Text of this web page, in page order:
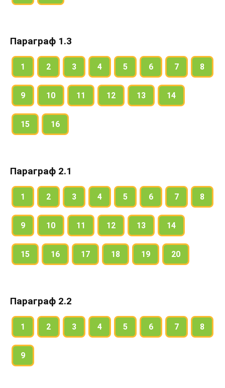
Параграф 1.3
1 2 3 4 5 6 7 8
9 10 11 12 13 14
15 16
Параграф 2.1
1 2 3 4 5 6 7 8
9 10 11 12 13 14
15 16 17 18 19 20
Параграф 2.2
1 2 3 4 5 6 7 8
9